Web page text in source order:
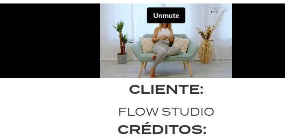
CLIENTE:
FLOW STUDIO
CRÉDITOS: